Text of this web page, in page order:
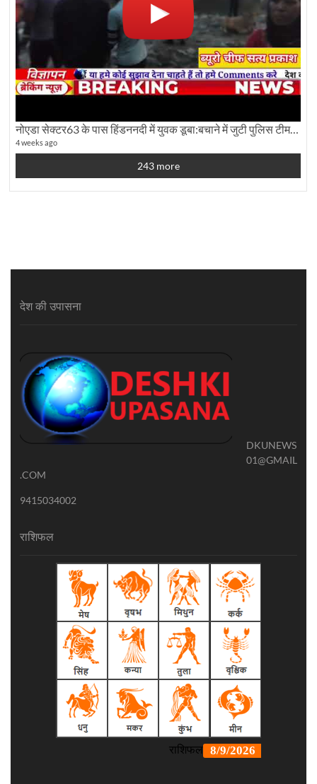
नोएडा सेक्टर63 के पास हिंडननदी में युवक डूबा:बचाने में जुटी पुलिस टीम: देखिए पूरी ग्राउंड रिपोर्टिंग
4 weeks ago
243 more
देश की उपासना
DKUNEWS
01@GMAIL
.COM
9415034002
राशिफल